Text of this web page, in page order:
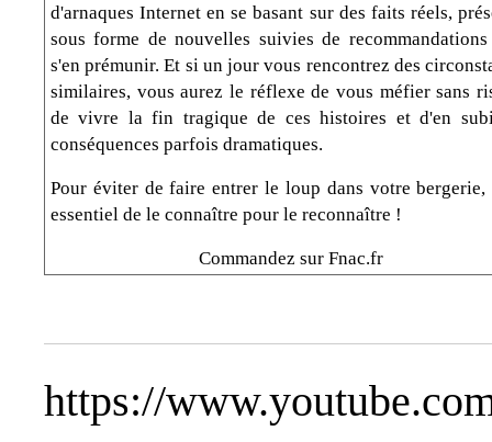
d'arnaques Internet en se basant sur des faits réels,
sous forme de nouvelles suivies de
s'en prémunir. Et si un jour vous rencontrez des
similaires, vous aurez le réflexe de vous méfier sans
de vivre la fin tragique de ces histoires et d'en
conséquences parfois dramatiques.
Pour éviter de faire entrer le loup dans votre
essentiel de le connaître pour le reconnaître !
Commandez sur Fnac.fr
https://